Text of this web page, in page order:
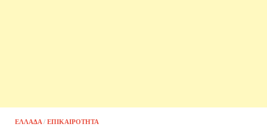
ΕΛΛΆΔΑ / ΕΠΙΚΑΙΡΌΤΗΤΑ